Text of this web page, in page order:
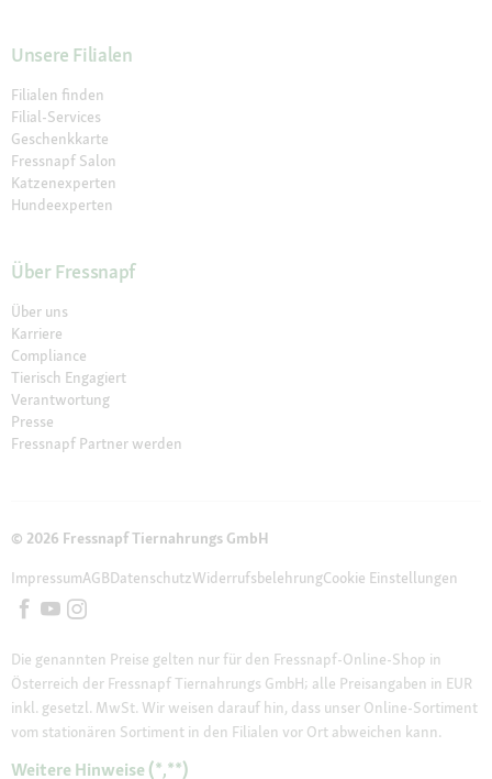
Unsere Filialen
Filialen finden
Filial-Services
Geschenkkarte
Fressnapf Salon
Katzenexperten
Hundeexperten
Über Fressnapf
Über uns
Karriere
Compliance
Tierisch Engagiert
Verantwortung
Presse
Fressnapf Partner werden
© 2026 Fressnapf Tiernahrungs GmbH
ImpressumAGBDatenschutzWiderrufsbelehrungCookie Einstellungen
Die genannten Preise gelten nur für den Fressnapf-Online-Shop in
Österreich der Fressnapf Tiernahrungs GmbH; alle Preisangaben in EUR
inkl. gesetzl. MwSt. Wir weisen darauf hin, dass unser Online-Sortiment
vom stationären Sortiment in den Filialen vor Ort abweichen kann.
Weitere Hinweise (*,**)